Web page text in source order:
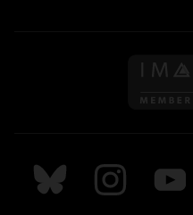
Suivez nous sur
Suivez nous